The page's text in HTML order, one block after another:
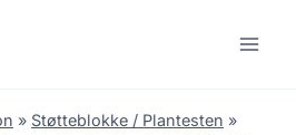
» Støtteblokke / Plantesten »